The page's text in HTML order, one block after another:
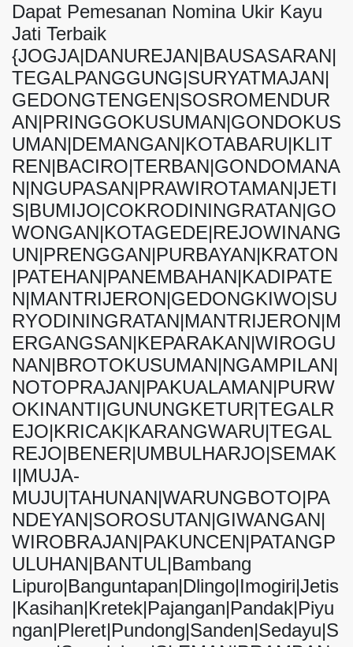
Dapat Pemesanan Nomina Ukir Kayu
Jati Terbaik
{JOGJA|DANUREJAN|BAUSASARAN|
TEGALPANGGUNG|SURYATMAJAN|
GEDONGTENGEN|SOSROMENDUR
AN|PRINGGOKUSUMAN|GONDOKUS
UMAN|DEMANGAN|KOTABARU|KLIT
REN|BACIRO|TERBAN|GONDOMANA
N|NGUPASAN|PRAWIROTAMAN|JETI
S|BUMIJO|COKRODININGRATAN|GO
WONGAN|KOTAGEDE|REJOWINANG
UN|PRENGGAN|PURBAYAN|KRATON
|PATEHAN|PANEMBAHAN|KADIPATE
N|MANTRIJERON|GEDONGKIWO|SU
RYODININGRATAN|MANTRIJERON|M
ERGANGSAN|KEPARAKAN|WIROGU
NAN|BROTOKUSUMAN|NGAMPILAN|
NOTOPRAJAN|PAKUALAMAN|PURW
OKINANTI|GUNUNGKETUR|TEGALR
EJO|KRICAK|KARANGWARU|TEGAL
REJO|BENER|UMBULHARJO|SEMAK
I|MUJA-
MUJU|TAHUNAN|WARUNGBOTO|PA
NDEYAN|SOROSUTAN|GIWANGAN|
WIROBRAJAN|PAKUNCEN|PATANGP
ULUHAN|BANTUL|Bambang
Lipuro|Banguntapan|Dlingo|Imogiri|Jetis
|Kasihan|Kretek|Pajangan|Pandak|Piyu
ngan|Pleret|Pundong|Sanden|Sedayu|S